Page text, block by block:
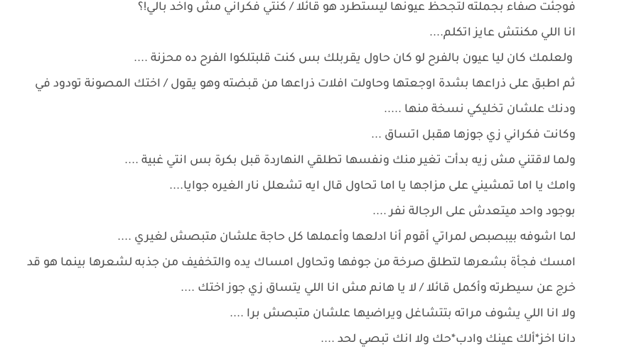
فوجئت صفاء بجملته لتجحظ عيونها ليستطرد هو قائلا / كنتي فكراني مش واخد بالي!؟
انا اللي مكنتش عايز اتكلم....
ولعلمك كان ليا عيون بالفرح لو كان حاول يقربلك بس كنت قلبتلكوا الفرح ده محزنة ....
ثم اطبق على ذراعها بشدة اوجعتها وحاولت افلات ذراعها من قبضته وهو يقول / اختك المصونة تودود في
ودنك علشان تخليكي نسخة منها .....
وكانت فكراني زي جوزها هقبل اتساق ...
ولما لاقتني مش زيه بدأت تغير منك ونفسها تطلقي النهاردة قبل بكرة بس انتي غبية ....
وامك يا اما تمشيني على مزاجها يا اما تحاول قال ايه تشعلل نار الغيره جوايا....
بوجود واحد ميتعدش على الرجالة نفر ....
لما اشوفه بيبصبص لمراتي أقوم أنا ادلعها وأعملها كل حاجة علشان متبصش لغيري ....
امسك فجأة بشعرها لتطلق صرخة من جوفها وتحاول امساك يده والتخفيف من جذبه لشعرها بينما هو قد
خرج عن سيطرته وأكمل قائلا / لا يا هانم مش انا اللي يتساق زي جوز اختك ....
ولا انا اللي يشوف مراته بتتشاغل ويراضيها علشان متبصش برا ....
دانا اخز*ألك عينك وادب*حك ولا انك تبصي لحد ....